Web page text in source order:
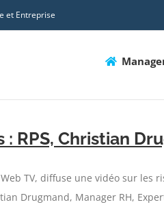
et Entreprise
: RPS, Christian
TV, diffuse une vidéo sur
Drugmand, Manager RH,